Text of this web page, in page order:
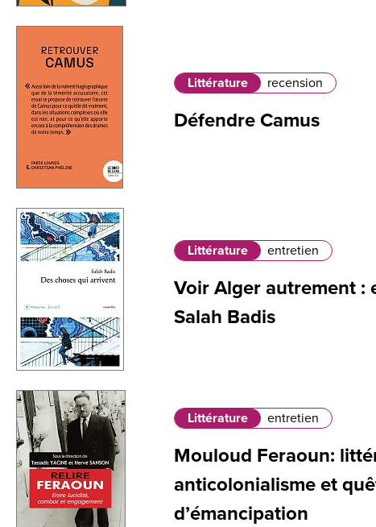
Littérature recension
Défendre Camus
Littérature entretien
Voir Alger autrement :
Salah Badis
Littérature entretien
Mouloud Feraoun:
anticolonialisme et
d’émancipation